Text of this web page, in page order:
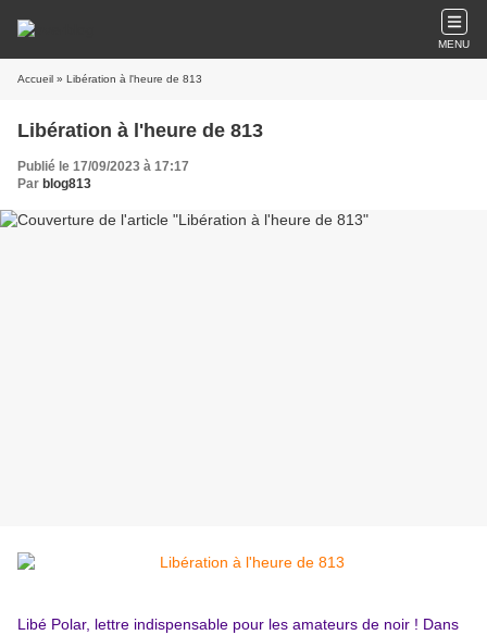
MENU
Accueil » Libération à l'heure de 813
Libération à l'heure de 813
Publié le 17/09/2023 à 17:17
Par blog813
Libé Polar, lettre indispensable pour les amateurs de noir ! Dans